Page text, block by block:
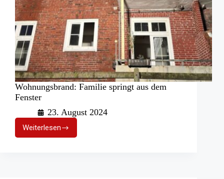
Wohnungsbrand: Familie springt aus dem
Fenster
23. August 2024
WeiterlesenWohnungsbrand:
Familie